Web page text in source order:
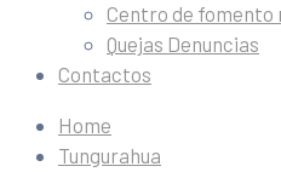
Centro de
Quejas Denuncias
Contactos
Home
Tungurahua